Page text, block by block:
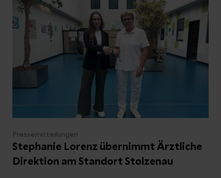
digitale Abkürzung gebaut – auch über den
Landkreis Nienburg hinaus. Per QR-Code auf
den Flyern geht es direkt zu einer
dynamischen Online-Liste, die sich ständig
aktualisiert und die Suche mit wenigen Klicks
deutlich erleichtert.
Pressemitteilungen
Stephanie Lorenz übernimmt Ärztliche
Direktion am Standort Stolzenau